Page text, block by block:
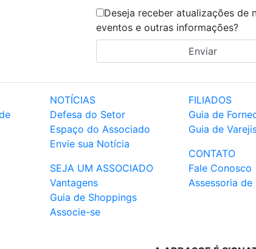
Deseja receber atualizações de
eventos e outras informações?
NOTÍCIAS
Defesa do Setor
Espaço do Associado
Envie sua Notícia
SEJA UM ASSOCIADO
Vantagens
Guia de Shoppings
Associe-se
FILIADOS
Guia de
Guia de
CONTATO
Fale Conosco
Assessoria de